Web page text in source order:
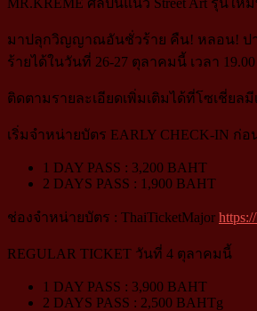
มาปลุกวิญญาณอันชั่วร้าย คืน! หลอน! ปา
ร้ายได้ในวันที่ 26-27 ตุลาคมนี้ เวลา
ติดตามรายละเอียดเพิ่มเติมได้ที่โซเชี่ยล
เริ่มจำหน่ายบัตร EARLY CHECK-IN ก่
1 DAY PASS : 3,200 BAHT
2 DAYS PASS : 1,900 BAHT
ช่องจำหน่ายบัตร : ThaiTicketMajor
REGULAR TICKET วันที่ 4 ตุลาคมนี้
1 DAY PASS : 3,900 BAHT
2 DAYS PASS : 2,500 BAHTg